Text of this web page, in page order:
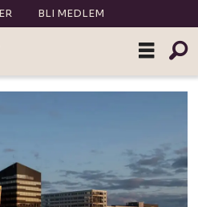
BLI MEDLEM